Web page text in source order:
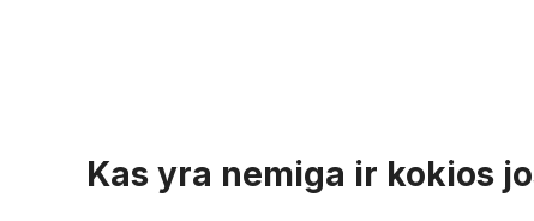
Kas yra nemiga ir kokios